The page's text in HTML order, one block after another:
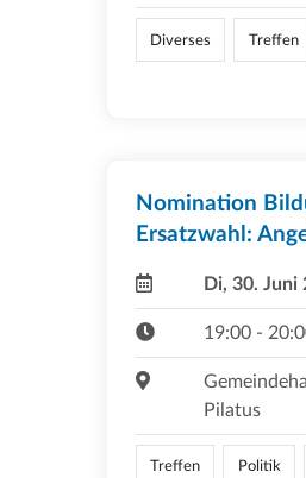
Diverses Treffen
Nomination
Ersatzwahl:
Di, 30. Juni
19:00 -
Pilatus
Treffen Politik